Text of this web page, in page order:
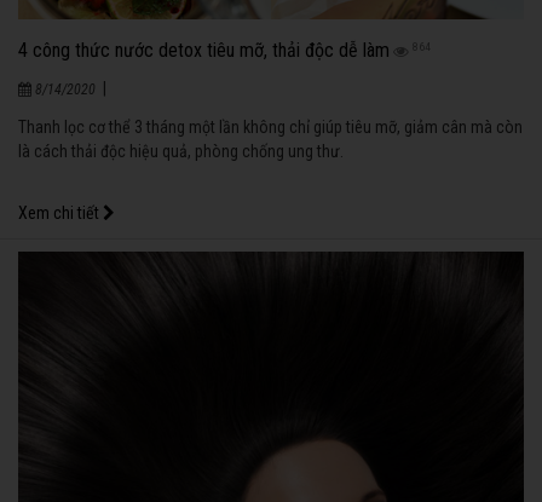
4 công thức nước detox tiêu mỡ, thải độc dễ làm 864
8/14/2020 |
Thanh lọc cơ thể 3 tháng một lần không chỉ giúp tiêu mỡ, giảm cân mà còn
là cách thải độc hiệu quả, phòng chống ung thư.
Xem chi tiết